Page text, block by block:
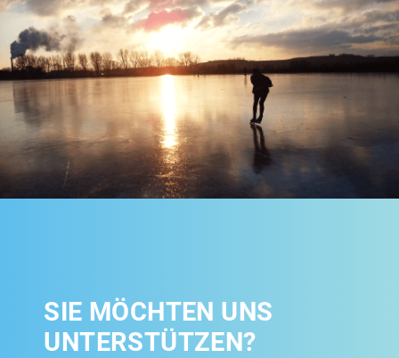
SIE MÖCHTEN UNS
UNTERSTÜTZEN?